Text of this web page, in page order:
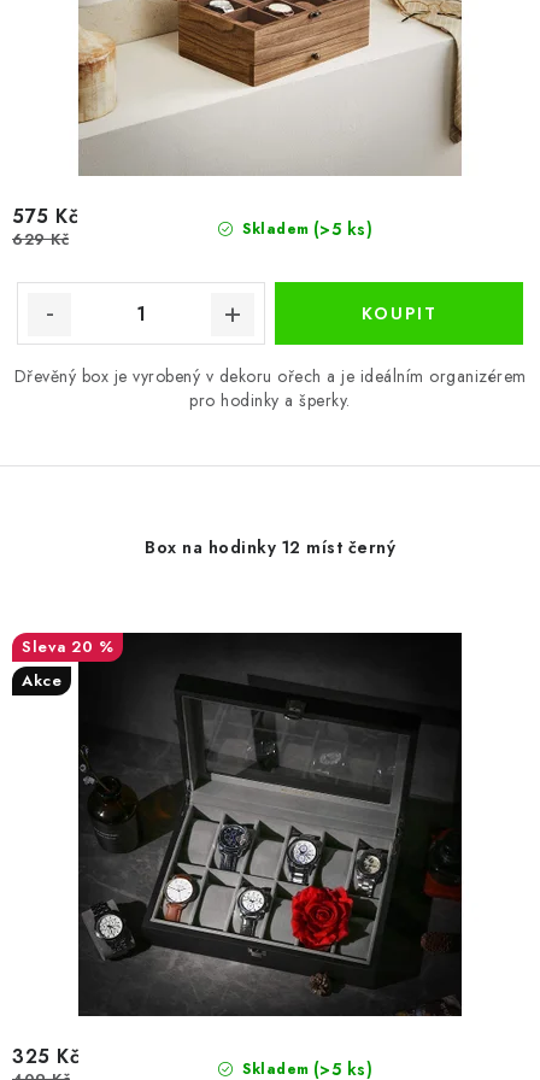
Skladem (>5 ks)
575 Kč
629 Kč
Dřevěný box je vyrobený v dekoru ořech a je ideálním organizérem
pro hodinky a šperky.
Box na hodinky 12 míst černý
20 %
Akce
Skladem (>5 ks)
325 Kč